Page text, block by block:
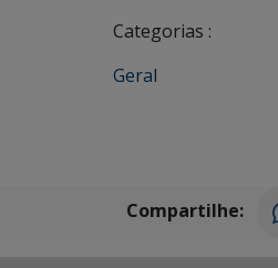
Categorias :
Geral
Compartilhe: